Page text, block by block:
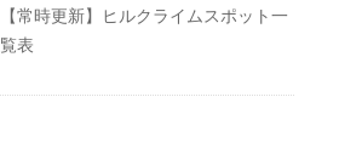
【常時更新】ヒルクライムスポット一
覧表